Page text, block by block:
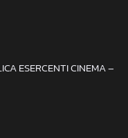
ESERCENTI CINEMA –